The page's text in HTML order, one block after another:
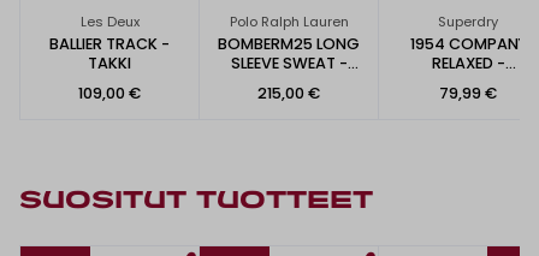
Les Deux
BALLIER TRACK -
TAKKI
109,00 €
Polo Ralph Lauren
BOMBERM25 LONG
SLEEVE SWEAT -
215,00 €
Superdry
1954 COMPANY
RELAXED -
79,99 €
SUOSITUT TUOTTEET